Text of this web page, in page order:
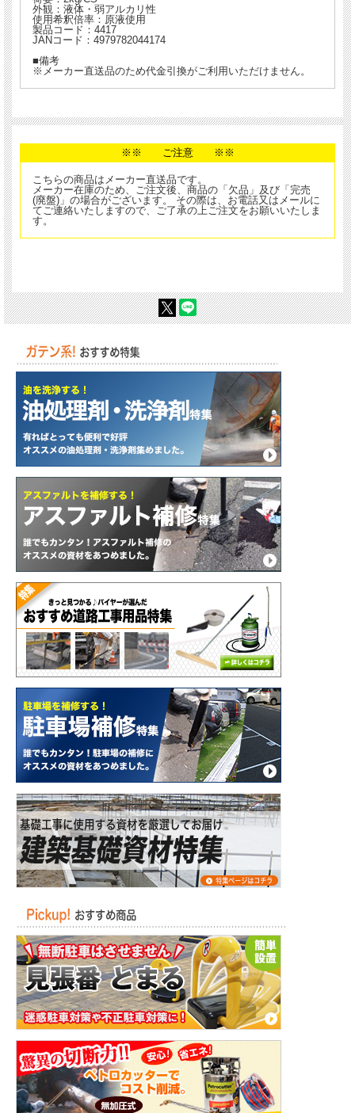
外観：液体・弱アルカリ性
使用希釈倍率：原液使用
製品コード：4417
JANコード：4979782044174
■備考
※メーカー直送品のため代金引換がご利用いただけません。
※※ ご注意 ※※
こちらの商品はメーカー直送品です。
メーカー在庫のため、ご注文後、商品の「欠品」及び「完売
(廃盤)」の場合がございます。 その際は、お電話又はメールに
てご連絡いたしますので、ご了承の上ご注文をお願いいたしま
す。